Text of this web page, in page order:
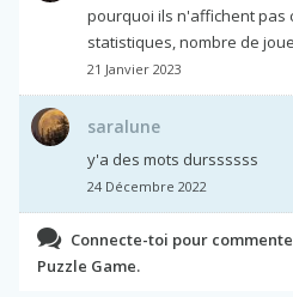
pourquoi ils n'affichent pas
statistiques, nombre de
21 Janvier 2023
saralune
y'a des mots durssssss
24 Décembre 2022
Connecte-toi pour
Puzzle Game.